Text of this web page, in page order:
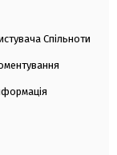
Спільноти